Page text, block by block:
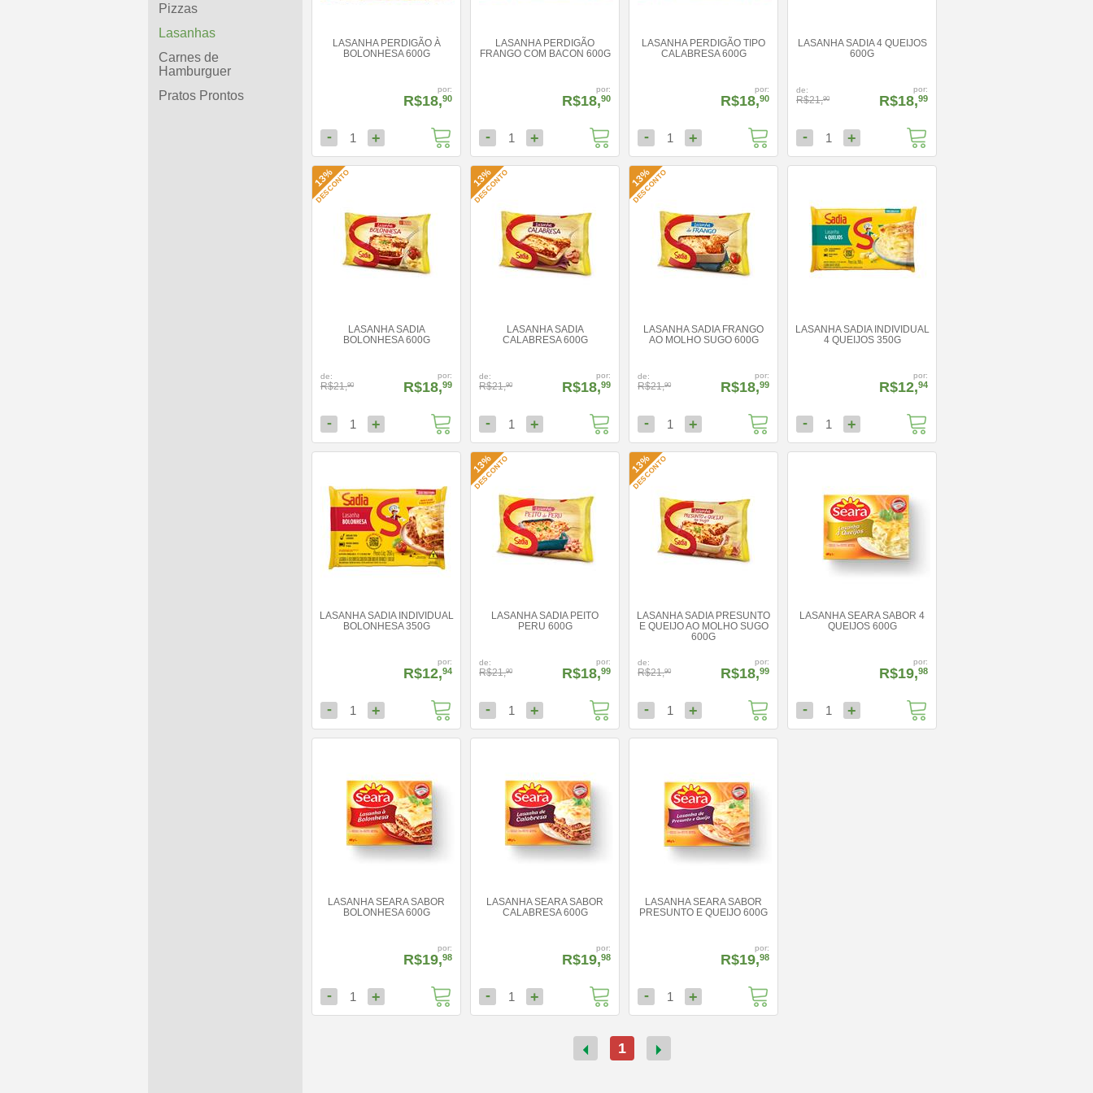
Pizzas
Lasanhas
Carnes de
Hamburguer
Pratos Prontos
LASANHA PERDIGÃO À
BOLONHESA 600G
por:
R$18,90
- 1 +
LASANHA PERDIGÃO
FRANGO COM BACON 600G
por:
R$18,90
- 1 +
LASANHA PERDIGÃO TIPO
CALABRESA 600G
por:
R$18,90
- 1 +
LASANHA SADIA 4 QUEIJOS
600G
de:
R$21,90
por:
R$18,99
- 1 +
13%
DESCONTO
LASANHA SADIA
BOLONHESA 600G
de:
R$21,90
por:
R$18,99
- 1 +
13%
DESCONTO
LASANHA SADIA
CALABRESA 600G
de:
R$21,90
por:
R$18,99
- 1 +
13%
DESCONTO
LASANHA SADIA FRANGO
AO MOLHO SUGO 600G
de:
R$21,90
por:
R$18,99
- 1 +
LASANHA SADIA INDIVIDUAL
4 QUEIJOS 350G
por:
R$12,94
- 1 +
LASANHA SADIA INDIVIDUAL
BOLONHESA 350G
por:
R$12,94
- 1 +
13%
DESCONTO
LASANHA SADIA PEITO
PERU 600G
de:
R$21,90
por:
R$18,99
- 1 +
13%
DESCONTO
LASANHA SADIA PRESUNTO
E QUEIJO AO MOLHO SUGO
600G
de:
R$21,90
por:
R$18,99
- 1 +
LASANHA SEARA SABOR 4
QUEIJOS 600G
por:
R$19,98
- 1 +
LASANHA SEARA SABOR
BOLONHESA 600G
por:
R$19,98
- 1 +
LASANHA SEARA SABOR
CALABRESA 600G
por:
R$19,98
- 1 +
LASANHA SEARA SABOR
PRESUNTO E QUEIJO 600G
por:
R$19,98
- 1 +
1